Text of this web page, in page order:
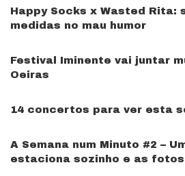
Happy Socks x Wasted Rita:
medidas no mau humor
Festival Iminente vai juntar
Oeiras
14 concertos para ver esta
A Semana num Minuto #2 –
estaciona sozinho e as fotos